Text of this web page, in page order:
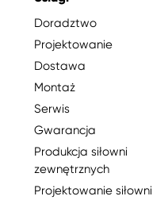
Doradztwo
Projektowanie
Dostawa
Montaż
Serwis
Gwarancja
Produkcja siłowni
zewnętrznych
Projektowanie siłowni